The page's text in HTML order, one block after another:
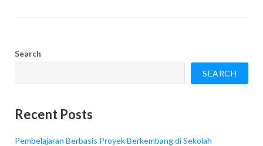
Search
SEARCH
Recent Posts
Pembelajaran Berbasis Proyek Berkembang di Sekolah